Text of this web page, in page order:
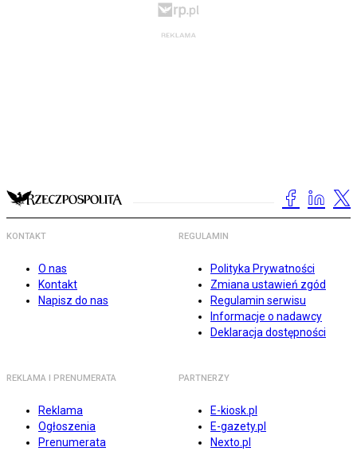
KONTAKT
O nas
Kontakt
Napisz do nas
REGULAMIN
Polityka Prywatności
Zmiana ustawień zgód
Regulamin serwisu
Informacje o nadawcy
Deklaracja dostępności
REKLAMA I PRENUMERATA
Reklama
Ogłoszenia
Prenumerata
PARTNERZY
E-kiosk.pl
E-gazety.pl
Nexto.pl